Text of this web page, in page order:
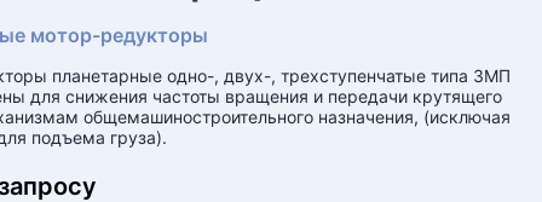
мотор-редукторы
планетарные одно-, двух-, трехступенчатые типа 3МП
для снижения частоты вращения и передачи крутящего
общемашиностроительного назначения, (исключая
подъема груза).